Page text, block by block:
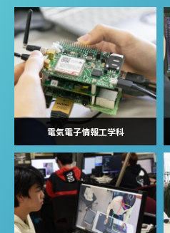
電気電子情報工学科